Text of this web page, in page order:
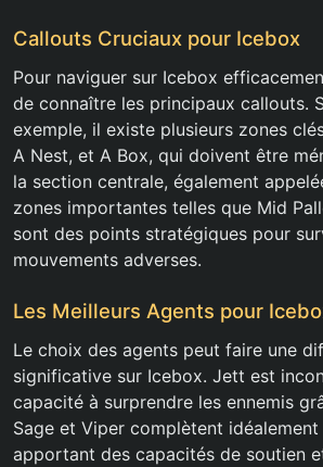
Callouts Cruciaux pour Icebox
Pour naviguer sur Icebox
de connaître les principaux callouts.
exemple, il existe plusieurs zones
A Nest, et A Box, qui doivent être
la section centrale, également
zones importantes telles que Mid
sont des points stratégiques pour
mouvements adverses.
Les Meilleurs Agents pour
Le choix des agents peut faire une
significative sur Icebox. Jett est
capacité à surprendre les ennemis
Sage et Viper complètent idéalement
apportant des capacités de soutien